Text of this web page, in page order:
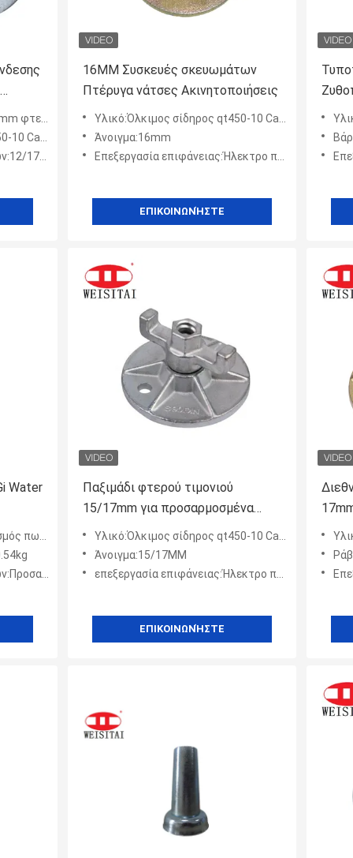
υλικών σκαλωσιάς
Casted
16MM Συσκευές σκευωμάτων
Πτέρυγα νάτσες Ακινητοποιήσεις
Υλικό:Όλκιμος σίδηρος qt450-10 Casted
Άνοιγμα:16mm
Επεξεργασία επιφάνειας:Ήλεκτρο που γαλβανίζεται
ΕΠΙΚΟΙΝΩΝΉΣΤΕ
Water
συνήθειας
διαθέσιμη
Παξιμάδι φτερού τιμονιού
15/17mm για προσαρμοσμένα
τοιχώματα από σκυρόδεμα,
γαλβανισμένο με ηλεκτρόλυση
Υλικό:Όλκιμος σίδηρος qt450-10 Casted
Άνοιγμα:15/17MM
επεξεργασία επιφάνειας:Ήλεκτρο που γαλβανίζεται
ΕΠΙΚΟΙΝΩΝΉΣΤΕ